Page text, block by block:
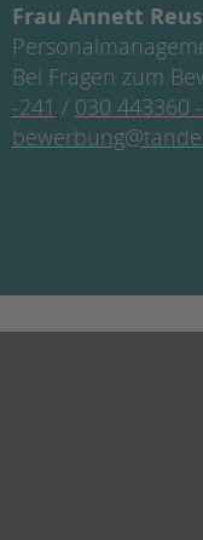
Frau Annett
Bei Fragen zum
-241 / 030 443360